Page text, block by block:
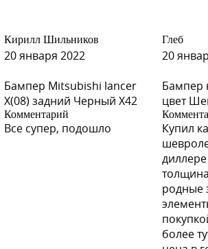
Кирилл Шильников
20 января 2022
Бампер Mitsubishi lancer
X(08) задний Черный X42
Комментарий
Все супер, подошло
Глеб
20
Бампер
цвет
Купил
родные
более